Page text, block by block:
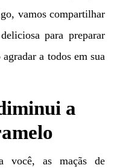
vamos compartilhar
para preparar
a todos em sua
a
você, as maçãs de